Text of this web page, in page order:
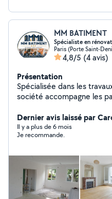
MM BATIMENT
Spécialiste en
Paris (Porte Saint-
4,8/5 (4 avis)
Présentation
Spécialisée dans les
société accompagne les
maisons, appartements,
commerciaux. Nous
dans le respect des délais
sanitaires), électricité
dépannage), pose de
PVC, stratifié, carrelage),
ponçage, murs, plafonds,
Dernier avis laissé par
Il y a plus de 6 mois
Je recommande.